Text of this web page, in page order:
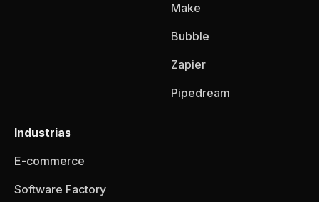
Make
Bubble
Zapier
Pipedream
Industrias
E-commerce
Software Factory